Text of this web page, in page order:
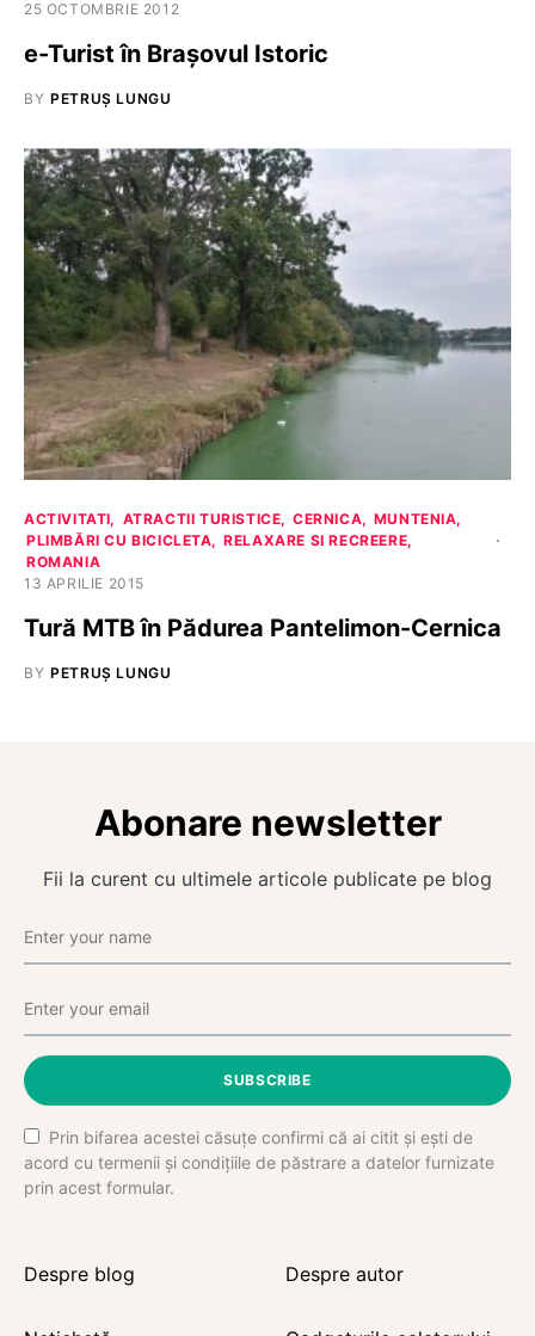
25 OCTOMBRIE 2012
e-Turist în Braşovul Istoric
BY PETRUȘ LUNGU
ACTIVITATI ATRACTII TURISTICE CERNICA
MUNTENIA
PLIMBĂRI CU BICICLETA
RELAXARE SI RECREERE
ROMANIA
13 APRILIE 2015
Tură MTB în Pădurea Pantelimon-Cernica
BY PETRUȘ LUNGU
Abonare newsletter
Fii la curent cu ultimele articole publicate pe blog
SUBSCRIBE
Prin bifarea acestei căsuțe confirmi că ai citit și ești de
acord cu termenii și condițiile de păstrare a datelor furnizate
prin acest formular.
Despre blog Despre autor